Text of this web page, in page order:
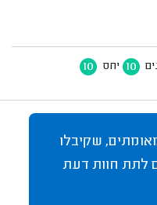
10 יחס 10
שקיבלו
לתת חוות דעת